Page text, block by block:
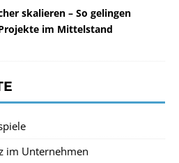
skalieren – So gelingen
im Mittelstand
im Unternehmen